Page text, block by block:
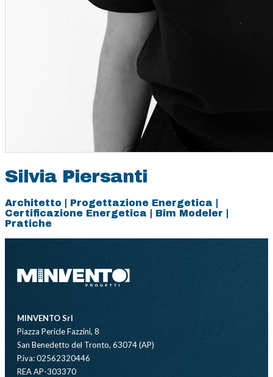
Silvia Piersanti
Architetto | Progettazione Energetica |
Certificazione Energetica | Bim Modeler |
Pratiche
MINVENTO Srl
Piazza Pericle Fazzini, 8
San Benedetto del Tronto, 63074 (AP)
P.iva: 02562320446
REA AP-303370